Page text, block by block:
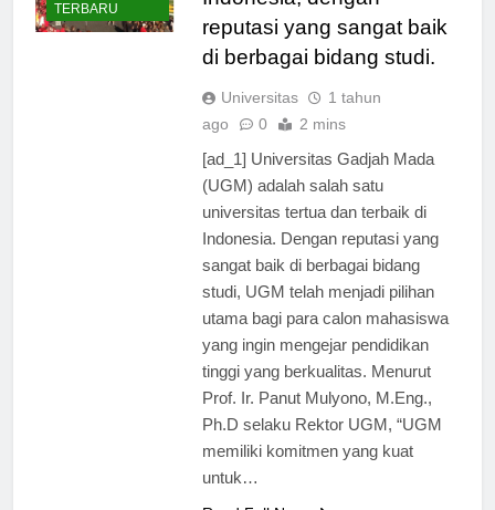
BERITA
TERBARU
Indonesia, dengan
reputasi yang sangat baik
di berbagai bidang studi.
Universitas
1 tahun
[ad_1] Universitas Gadjah Mada
(UGM) adalah salah satu
universitas tertua dan terbaik di
Indonesia. Dengan reputasi yang
sangat baik di berbagai bidang
studi, UGM telah menjadi pilihan
utama bagi para calon mahasiswa
yang ingin mengejar pendidikan
tinggi yang berkualitas. Menurut
Prof. Ir. Panut Mulyono, M.Eng.,
Ph.D selaku Rektor UGM, “UGM
memiliki komitmen yang kuat